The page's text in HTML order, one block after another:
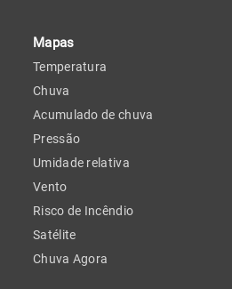
Mapas
Temperatura
Chuva
Acumulado de chuva
Pressão
Umidade relativa
Vento
Risco de Incêndio
Satélite
Chuva Agora